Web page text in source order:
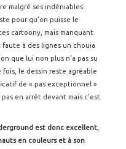
malgré ses indéniables
pour qu’on puisse le
cartoony, mais manquant
à des lignes un chouia
que lui non plus n’a pas su
fois, le dessin reste agréable
de « pas exceptionnel »
en arrêt devant mais c’est
est donc excellent,
en couleurs et à son